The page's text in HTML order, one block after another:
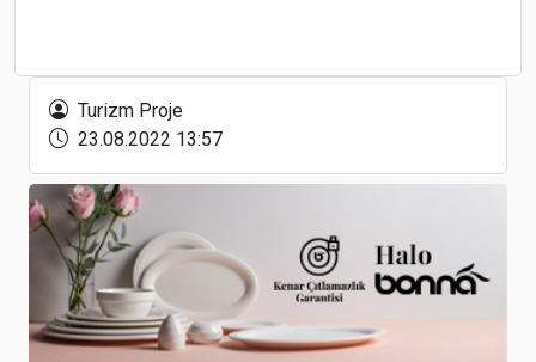
Turizm Proje
23.08.2022 13:57
Sağlık Turizmi 2025’te 3 Milyar Dolar Eşiğini Aştı
Fas uçuş yasaklarını kaldırdı